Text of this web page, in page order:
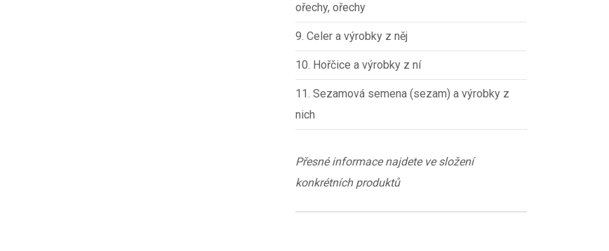
ořechy, ořechy
9. Celer a výrobky z něj
10. Hořčice a výrobky z ní
11. Sezamová semena (sezam) a výrobky z
nich
Přesné informace najdete ve složení
konkrétních produktů